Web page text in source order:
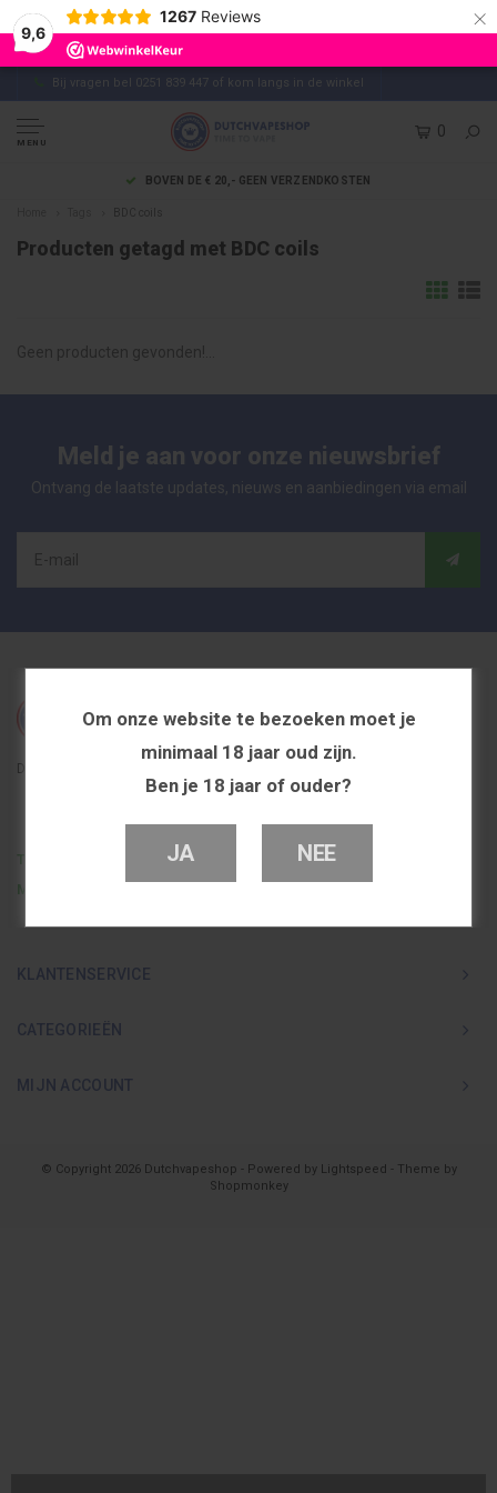
Om onze website te bezoeken moet je
minimaal 18 jaar oud zijn.
Ben je 18 jaar of ouder?
JA NEE
9,6
1267 Reviews ×
Bij vragen bel 0251 839 447 of kom langs in de winkel
MENU
0
BOVEN DE € 20,- GEEN VERZENDKOSTEN
BDC coils
Producten getagd met BDC coils
Geen producten gevonden!...
Meld je aan voor onze nieuwsbrief
Ontvang de laatste updates, nieuws en aanbiedingen via email
De beste en voordeligste vapeshop in Nederland
Telefoon
0251 839 447
KLANTENSERVICE
CATEGORIEËN
MIJN ACCOUNT
© Copyright 2026 Dutchvapeshop - Powered by Lightspeed - Theme by
Shopmonkey